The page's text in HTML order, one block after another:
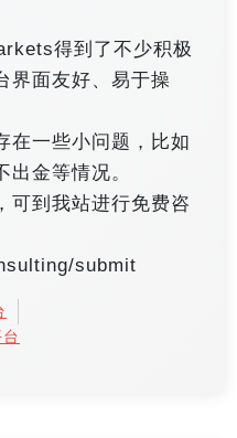
得到了不少积极
界面友好、易于操
在一些小问题，比如
金等情况。
可到我站进行免费咨
submit